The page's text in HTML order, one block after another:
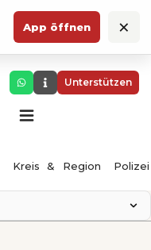
App öffnen ×
Unterstützen
Kreis & Region Polizei